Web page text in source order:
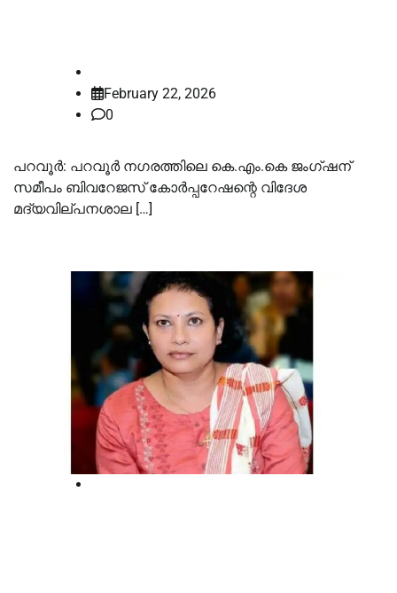
February 22, 2026
0
പറവൂർ: പറവൂർ നഗരത്തിലെ കെ.എം.കെ ജംഗ്ഷന്
സമീപം ബിവറേജസ് കോർപ്പറേഷന്റെ വിദേശ
മദ്യവില്പനശാല […]